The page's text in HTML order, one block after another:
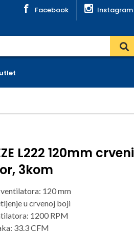
Facebook Instagram
L222 120mm crveni
3kom
120 mm
u crvenoj boji
1200 RPM
33.3 CFM